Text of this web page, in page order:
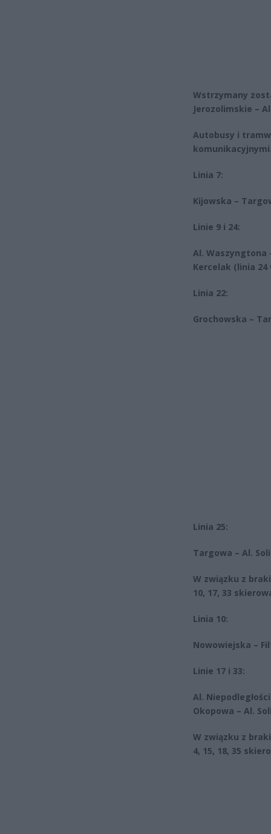
Wstrzymany
Jerozolimskie –
Autobusy i
Linia 7:
Kijowska –
Linie 9 i 24:
Al. Waszyngtona
Kercelak (linia 24
Linia 22:
Grochowska –
Linia 25:
Targowa – Al.
W związku z
10, 17, 33
Linia 10:
Nowowiejska –
Linie 17 i 33:
Al.
Okopowa – Al.
W związku z
4, 15, 18, 35